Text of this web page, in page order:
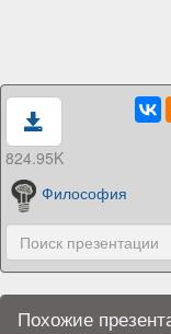
824.95K
Философия
Похожие